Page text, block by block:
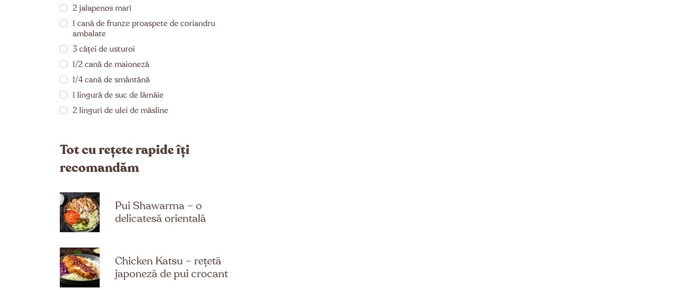
2 jalapenos mari
1 cană de frunze proaspete de coriandru
ambalate
3 căței de usturoi
1/2 cană de maioneză
1/4 cană de smântână
1 lingură de suc de lămâie
2 linguri de ulei de măsline
Tot cu rețete rapide îți
recomandăm
Pui Shawarma – o
delicatesă orientală
Chicken Katsu – rețetă
japoneză de pui crocant